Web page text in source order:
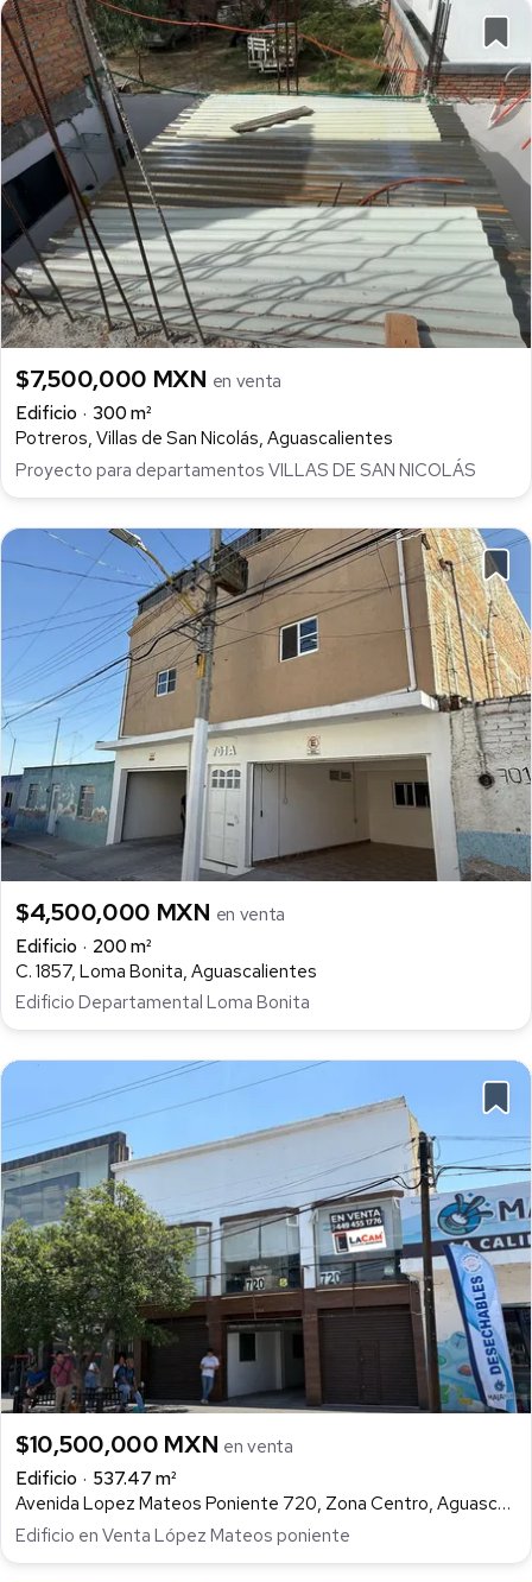
$7,500,000 MXN en venta
Edificio
300 m²
Potreros, Villas de San Nicolás, Aguascalientes
Proyecto para departamentos VILLAS DE SAN NICOLÁS
$4,500,000 MXN en venta
Edificio
200 m²
C. 1857, Loma Bonita, Aguascalientes
Edificio Departamental Loma Bonita
$10,500,000 MXN en venta
Edificio
537.47 m²
Avenida Lopez Mateos Poniente 720, Zona Centro, Aguascalientes
Edificio en Venta López Mateos poniente